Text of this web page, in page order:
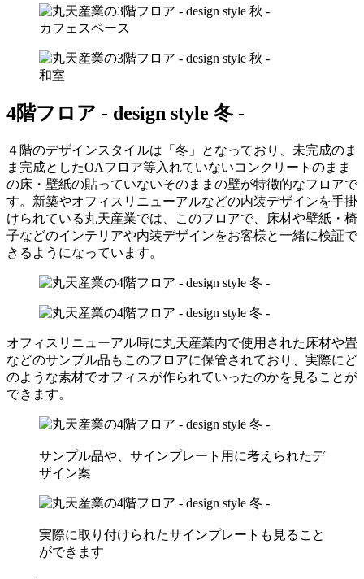
カフェスペース
和室
4階フロア - design style 冬 -
４階のデザインスタイルは「冬」となっており、未完成のま
ま完成としたOAフロア等入れていないコンクリートのまま
の床・壁紙の貼っていないそのままの壁が特徴的なフロアで
す。新築やオフィスリニューアルなどの内装デザインを手掛
けられている丸天産業では、このフロアで、床材や壁紙・椅
子などのインテリアや内装デザインをお客様と一緒に検証で
きるようになっています。
オフィスリニューアル時に丸天産業内で使用された床材や畳
などのサンプル品もこのフロアに保管されており、実際にど
のような素材でオフィスが作られていったのかを見ることが
できます。
サンプル品や、サインプレート用に考えられたデ
ザイン案
実際に取り付けられたサインプレートも見ること
ができます